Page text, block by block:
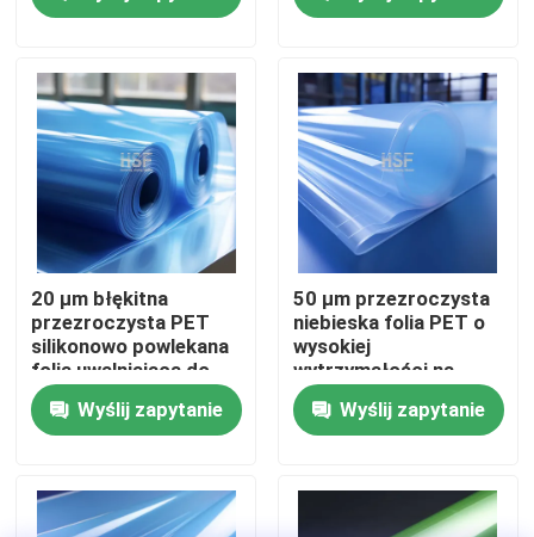
O nas
Wycieczka po fabryce
Kontrola jakości
Skontaktuj się z nami
Poprosić o wycenę
Folia z polietylenu o niskiej gęstości
20 μm błękitna
przezroczysta PET
silikonowo powlekana
folia uwalniająca do
etykiet i zastosowań
medycznych
Wyślij zapytanie
50 μm przezroczysta
niebieska folia PET o
wysokiej
wytrzymałości na
rozciąganie do taśm i
etykiet
przemysłowych
Wyślij zapytanie